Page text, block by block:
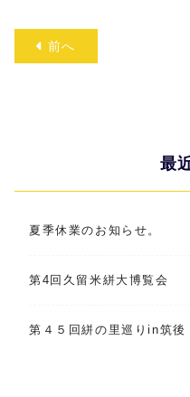
前へ
最
夏季休業のお知らせ。
第4回久留米絣大博覧会
第４５回絣の里巡りin筑後